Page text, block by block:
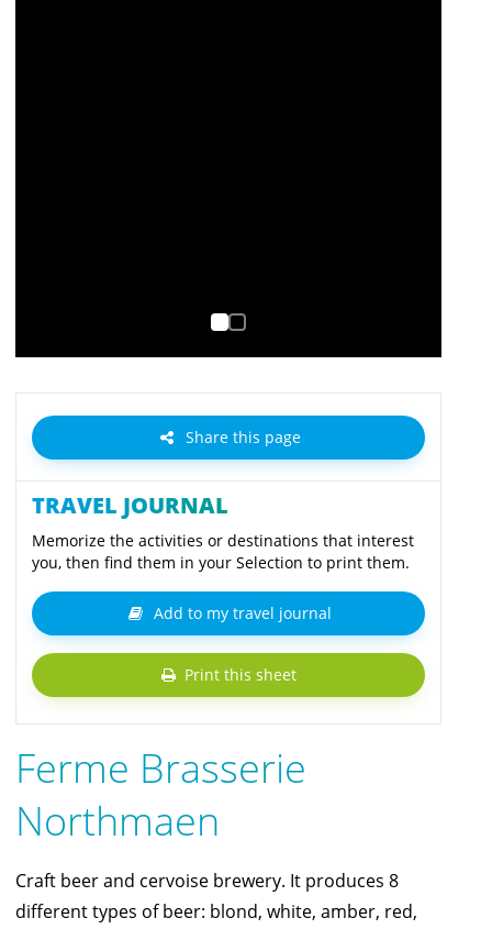
Ferme Brasserie
Northmaen
Craft beer and cervoise brewery. It produces 8
different types of beer: blond, white, amber, red,
Share this page
TRAVEL JOURNAL
Memorize the activities or destinations that interest
you, then find them in your Selection to print them.
Add to my travel journal
Print this sheet